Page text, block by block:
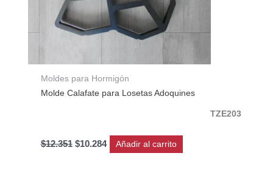
Moldes para Hormigón
Molde Calafate para Losetas Adoquines
TZE203
$12.351 $10.284 Añadir al carrito